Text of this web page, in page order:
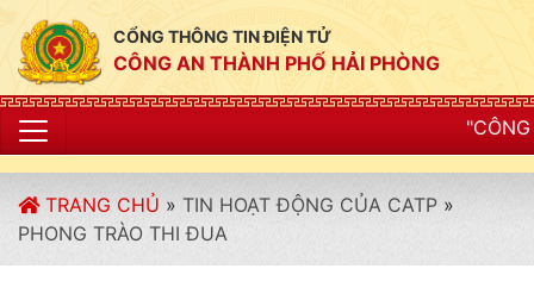
CỔNG THÔNG TIN ĐIỆN TỬ
CÔNG AN THÀNH PHỐ HẢI PHÒNG
"CÔNG AN THÀNH PHỐ
TRANG CHỦ » TIN HOẠT ĐỘNG CỦA CATP »
PHONG TRÀO THI ĐUA